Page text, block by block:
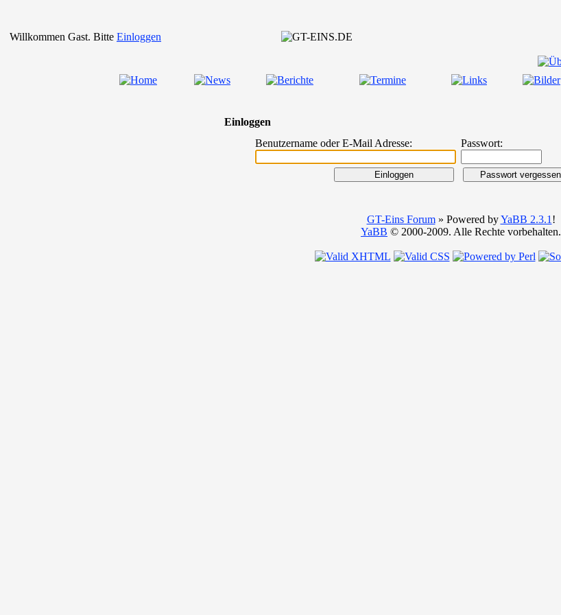
Willkommen Gast. Bitte Einloggen
Einloggen
Benutzername oder E-Mail Adresse:
Passwort:
GT-Eins Forum» Powered byYaBB 2.3.1 !
YaBB © 2000-2009. Alle Rechte vorbehalten.